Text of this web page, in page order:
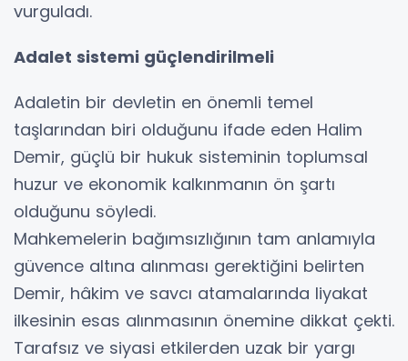
vurguladı.
Adalet sistemi güçlendirilmeli
Adaletin bir devletin en önemli temel
taşlarından biri olduğunu ifade eden Halim
Demir, güçlü bir hukuk sisteminin toplumsal
huzur ve ekonomik kalkınmanın ön şartı
olduğunu söyledi.
Mahkemelerin bağımsızlığının tam anlamıyla
güvence altına alınması gerektiğini belirten
Demir, hâkim ve savcı atamalarında liyakat
ilkesinin esas alınmasının önemine dikkat çekti.
Tarafsız ve siyasi etkilerden uzak bir yargı